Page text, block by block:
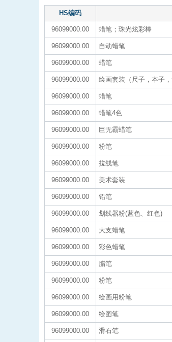
HS编码
96099000.00 蜡笔；珠光炫彩棒
96099000.00 自动蜡笔
96099000.00 蜡笔
96099000.00 绘画套装（尺子，本子，
96099000.00 蜡笔
96099000.00 蜡笔4色
96099000.00 巨无霸蜡笔
96099000.00 粉笔
96099000.00 拉线笔
96099000.00 美术套装
96099000.00 铅笔
96099000.00 划线器粉(蓝色、红色)
96099000.00 大支蜡笔
96099000.00 彩色蜡笔
96099000.00 腊笔
96099000.00 粉笔
96099000.00 绘画用粉笔
96099000.00 绘图笔
96099000.00 滑石笔